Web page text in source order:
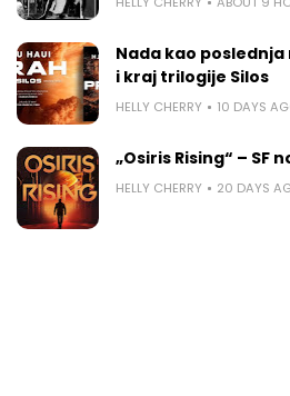
Nada kao poslednja
i kraj trilogije Silos
HELLY CHERRY 10 DAYS
„Osiris Rising“ – SF
HELLY CHERRY 20 DAYS